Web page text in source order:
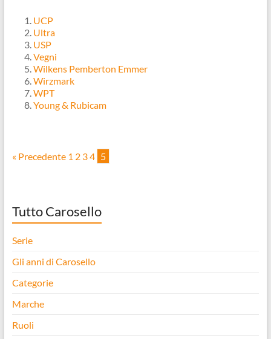
UCP
Ultra
USP
Vegni
Wilkens Pemberton Emmer
Wirzmark
WPT
Young & Rubicam
« Precedente 1 2 34 5
Tutto Carosello
Serie
Gli anni di Carosello
Categorie
Marche
Ruoli